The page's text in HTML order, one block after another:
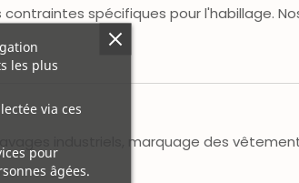
spécifiques pour l'habillage.
industriels, marquage des
les plus
via ces
pour
âgées.